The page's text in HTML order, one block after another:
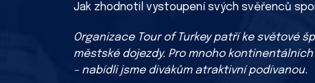
Jak zhodnotil vystoupení svých svěřenců
Organizace Tour of Turkey patří ke světové
městské dojezdy. Pro mnoho
– nabídli jsme divákům atraktivní podívanou.